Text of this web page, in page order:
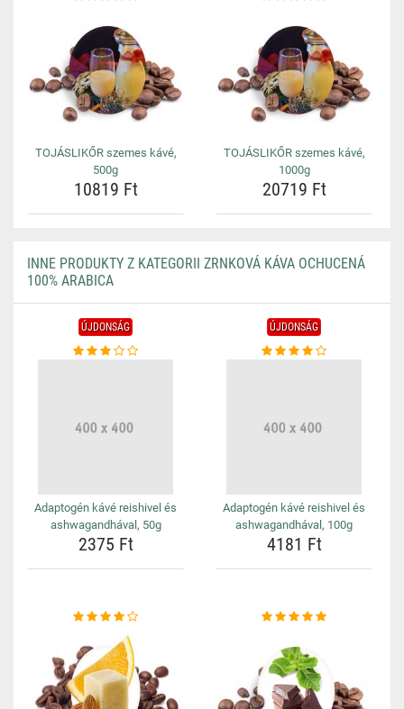
TOJÁSLIKŐR szemes kávé,
500g
10819 Ft
TOJÁSLIKŐR szemes kávé,
1000g
20719 Ft
INNE PRODUKTY Z KATEGORII ZRNKOVÁ KÁVA OCHUCENÁ
100% ARABICA
ÚJDONSÁG
Adaptogén kávé reishivel és
ashwagandhával, 50g
2375 Ft
ÚJDONSÁG
Adaptogén kávé reishivel és
ashwagandhával, 100g
4181 Ft